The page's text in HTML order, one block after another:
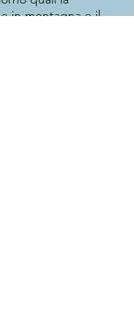
in montagna e il